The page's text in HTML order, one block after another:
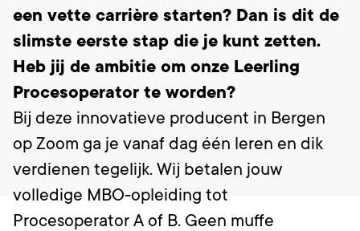
een vette carrière starten? Dan is dit de
slimste eerste stap die je kunt zetten.
Heb jij de ambitie om onze Leerling
Procesoperator te worden?
Bij deze innovatieve producent in Bergen
op Zoom ga je vanaf dag één leren en dik
verdienen tegelijk. Wij betalen jouw
volledige MBO-opleiding tot
Procesoperator A of B. Geen muffe